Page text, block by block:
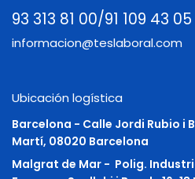
93 313 81 00/91 109 43 05
informacion@teslaboral.com
Ubicación logística
Barcelona - Calle Jordi Rubio i
Martí, 08020 Barcelona
Malgrat de Mar - Polig.